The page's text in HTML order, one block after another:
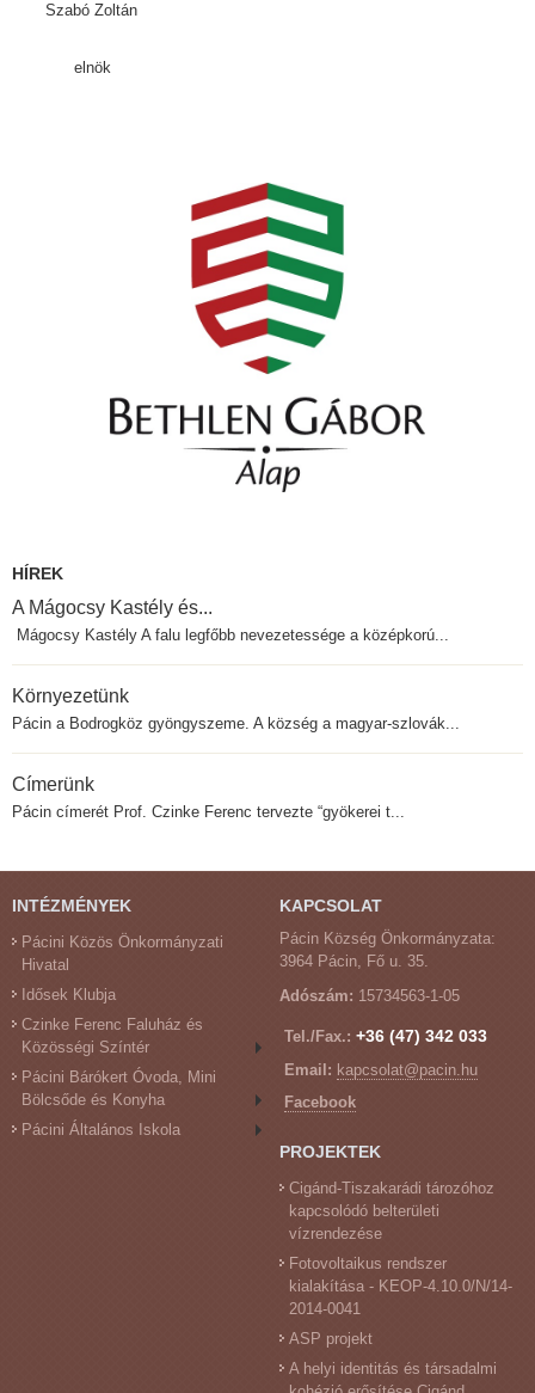
Szabó Zoltán
elnök
HÍREK
A Mágocsy Kastély és...
Mágocsy Kastély A falu legfőbb nevezetessége a középkorú...
Környezetünk
Pácin a Bodrogköz gyöngyszeme. A község a magyar-szlovák...
Címerünk
Pácin címerét Prof. Czinke Ferenc tervezte “gyökerei t...
INTÉZMÉNYEK
Pácini Közös Önkormányzati
Hivatal
Idősek Klubja
Czinke Ferenc Faluház és
Közösségi Színtér
Pácini Bárókert Óvoda, Mini
Bölcsőde és Konyha
Pácini Általános Iskola
KAPCSOLAT
Pácin Község Önkormányzata:
3964 Pácin, Fő u. 35.
Adószám: 15734563-1-05
Tel./Fax.: +36 (47) 342 033
Email: kapcsolat@pacin.hu
Facebook
PROJEKTEK
Cigánd-Tiszakarádi tározóhoz
kapcsolódó belterületi
vízrendezése
Fotovoltaikus rendszer
kialakítása - KEOP-4.10.0/N/14-
2014-0041
ASP projekt
A helyi identitás és társadalmi